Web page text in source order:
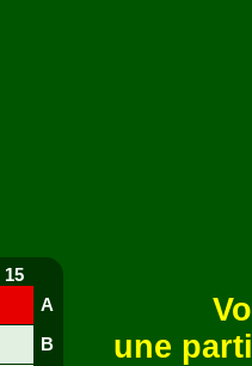
15
A
B
une